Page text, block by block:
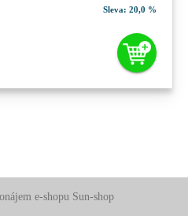
Sleva: 20,0 %
e-shopu Sun-shop